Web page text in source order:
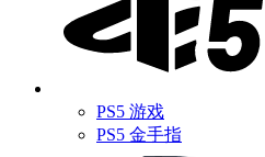
PS5 游戏
PS5 金手指